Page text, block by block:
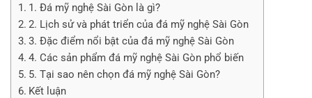
1. Đá mỹ nghệ Sài Gòn là gì?
2. Lịch sử và phát triển của đá mỹ nghệ Sài Gòn
3. Đặc điểm nổi bật của đá mỹ nghệ Sài Gòn
4. Các sản phẩm đá mỹ nghệ Sài Gòn phổ biến
5. Tại sao nên chọn đá mỹ nghệ Sài Gòn?
Kết luận